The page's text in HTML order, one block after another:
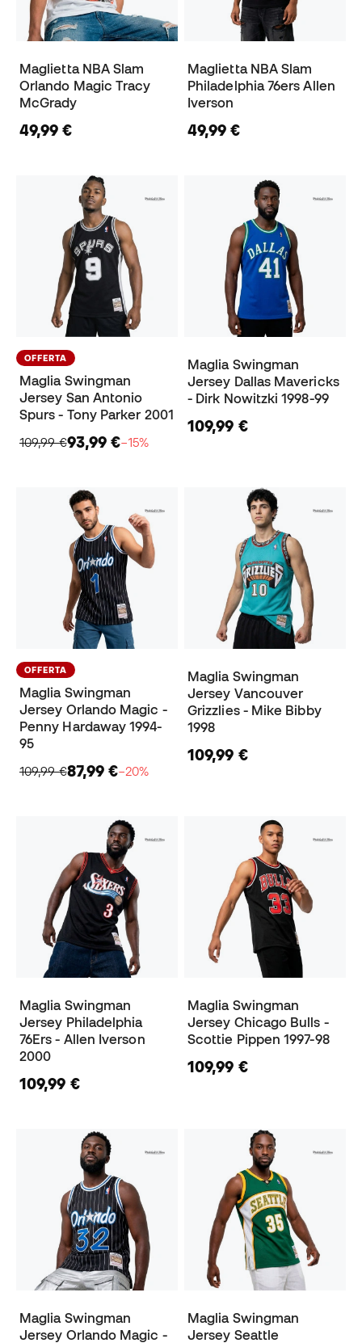
Maglietta NBA Slam
Orlando Magic Tracy
McGrady
49,99 €
Maglietta NBA Slam
Philadelphia 76ers Allen
Iverson
49,99 €
OFFERTA
Maglia Swingman
Jersey San Antonio
Spurs - Tony Parker 2001
109,99 €93,99 €−15%
Maglia Swingman
Jersey Dallas Mavericks
- Dirk Nowitzki 1998-99
109,99 €
OFFERTA
Maglia Swingman
Jersey Orlando Magic -
Penny Hardaway 1994-
95
109,99 €87,99 €−20%
Maglia Swingman
Jersey Vancouver
Grizzlies - Mike Bibby
1998
109,99 €
Maglia Swingman
Jersey Philadelphia
76Ers - Allen Iverson
2000
109,99 €
Maglia Swingman
Jersey Chicago Bulls -
Scottie Pippen 1997-98
109,99 €
Maglia Swingman
Jersey Orlando Magic -
Maglia Swingman
Jersey Seattle